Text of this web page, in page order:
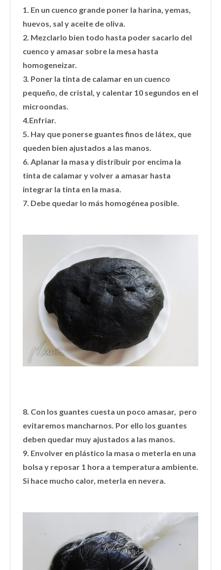
1. En un cuenco grande poner la harina, yemas,
huevos, sal y aceite de oliva.
2. Mezclarlo bien todo hasta poder sacarlo del
cuenco y amasar sobre la mesa hasta
homogeneizar.
3. Poner la tinta de calamar en un cuenco
pequeño, de cristal, y calentar 10 segundos en el
microondas.
4.Enfriar.
5. Hay que ponerse guantes finos de látex, que
queden bien ajustados a las manos.
6. Aplanar la masa y distribuir por encima la
tinta de calamar y volver a amasar hasta
integrar la tinta en la masa.
7. Debe quedar lo más homogénea posible.
8. Con los guantes cuesta un poco amasar, pero
evitaremos mancharnos. Por ello los guantes
deben quedar muy ajustados a las manos.
9. Envolver en plástico la masa o meterla en una
bolsa y reposar 1 hora a temperatura ambiente.
Si hace mucho calor, meterla en nevera.